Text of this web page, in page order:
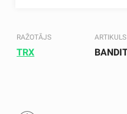
RAŽOTĀJS
TRX
ARTIKULS